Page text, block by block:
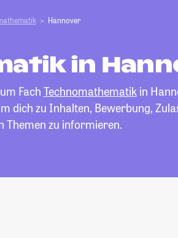
Hannover
in
Fach Technomathematikin
dich zu Inhalten, Bewerbung,
Themen zu informieren.